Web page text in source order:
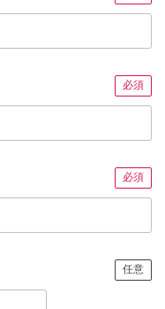
必須
必須
任意